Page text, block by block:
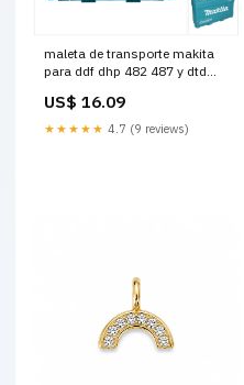
maleta de transporte makita
para ddf dhp 482 487 y dtd
Título:por defecto
US$ 16.09
★★★★★ 4.7 (9 reviews)